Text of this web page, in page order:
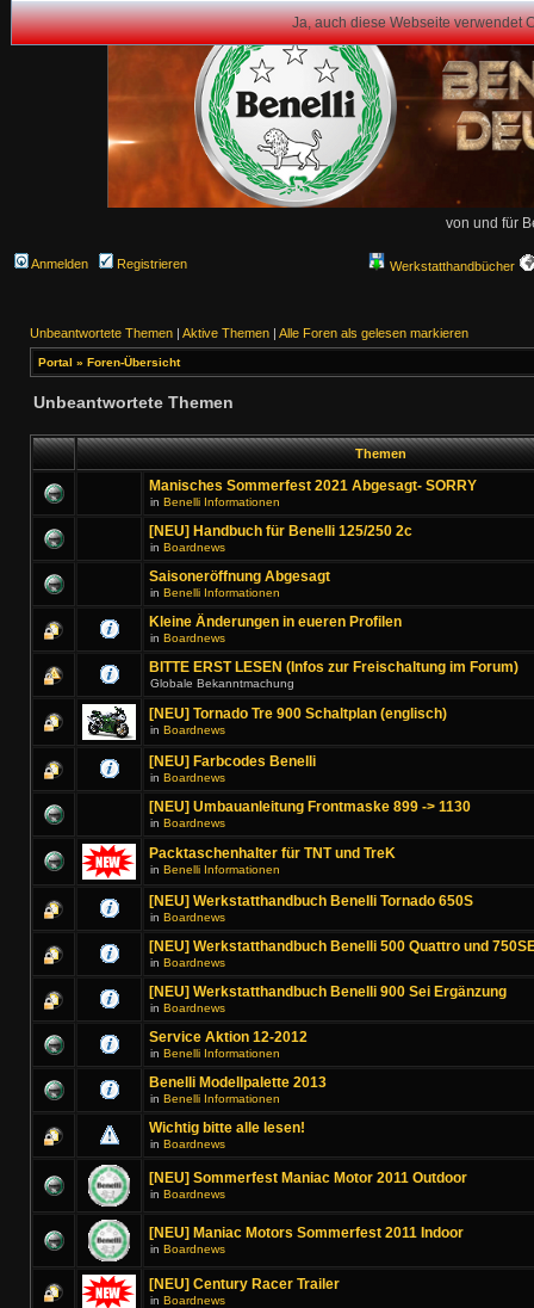
Ja, auch diese Webseite verwendet
von und für
Anmelden Registrieren Werkstatthandbücher
Unbeantwortete Themen | Aktive Themen | Alle Foren als gelesen markieren
Portal » Foren-Übersicht
Unbeantwortete Themen
Themen
Manisches Sommerfest 2021 Abgesagt- SORRY
in Benelli Informationen
[NEU] Handbuch für Benelli 125/250 2c
in Boardnews
Saisoneröffnung Abgesagt
in Benelli Informationen
Kleine Änderungen in eueren Profilen
in Boardnews
BITTE ERST LESEN (Infos zur Freischaltung im Forum)
Globale Bekanntmachung
[NEU] Tornado Tre 900 Schaltplan (englisch)
in Boardnews
[NEU] Farbcodes Benelli
in Boardnews
[NEU] Umbauanleitung Frontmaske 899 -> 1130
in Boardnews
Packtaschenhalter für TNT und TreK
in Benelli Informationen
[NEU] Werkstatthandbuch Benelli Tornado 650S
in Boardnews
[NEU] Werkstatthandbuch Benelli 500 Quattro und
in Boardnews
[NEU] Werkstatthandbuch Benelli 900 Sei Ergänzung
in Boardnews
Service Aktion 12-2012
in Benelli Informationen
Benelli Modellpalette 2013
in Benelli Informationen
Wichtig bitte alle lesen!
in Boardnews
[NEU] Sommerfest Maniac Motor 2011 Outdoor
in Boardnews
[NEU] Maniac Motors Sommerfest 2011 Indoor
in Boardnews
[NEU] Century Racer Trailer
in Boardnews